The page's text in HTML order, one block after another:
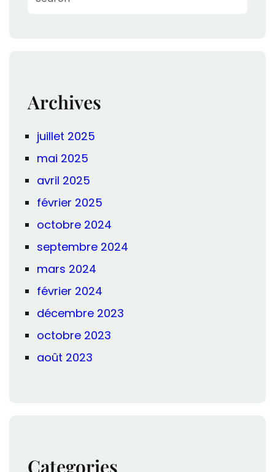
Archives
juillet 2025
mai 2025
avril 2025
février 2025
octobre 2024
septembre 2024
mars 2024
février 2024
décembre 2023
octobre 2023
août 2023
Categories